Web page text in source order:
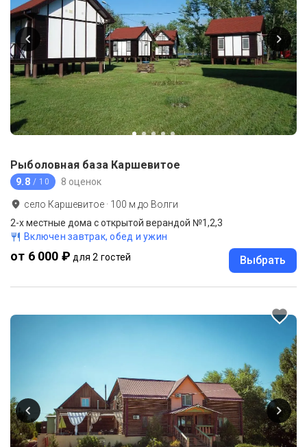
Рыболовная база Каршевитое
9.8 / 10 8 оценок
село Каршевитое · 100 м до Волги
2-х местные дома с открытой верандой №1,2,3
Включен завтрак, обед и ужин
от 6 000 ₽ для 2 гостей Выбрать